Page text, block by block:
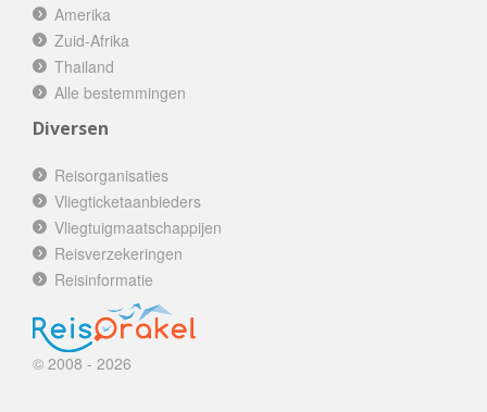
Amerika
Zuid-Afrika
Thailand
Alle bestemmingen
Diversen
Reisorganisaties
Vliegticketaanbieders
Vliegtuigmaatschappijen
Reisverzekeringen
Reisinformatie
© 2008 - 2026